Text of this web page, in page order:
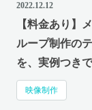
2022.12.12
【料金あり】
ループ制作の
を、実例つき
映像制作